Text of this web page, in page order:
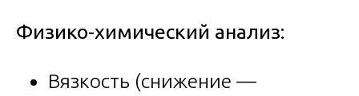
Физико-химический анализ:
Вязкость (снижение —